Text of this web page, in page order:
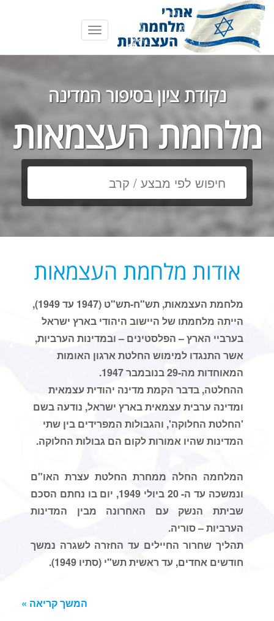
Toggle
navigation
נקודת ציון בסיפור המדינה
מלחמת העצמאות
אודות מלחמת העצמאות
מלחמת העצמאות, תש"ח-תש"ט (1947 עד 1949),
הייתה מלחמתו של היישוב היהודי בארץ ישראל
בערביי הארץ – הפלסטינים – ובמדינות הערביות,
אשר התנגדו למימוש החלטת ארגון האומות
המאוחדות מה-29 בנובמבר 1947.
ההחלטה, בדבר הקמת מדינה יהודית עצמאית
ומדינה ערבית עצמאית בארץ ישראל, נודעה בשם
'החלטת החלוקה', והגבולות המפרידים בין שתי
המדינות שהיו אמורות לקום הם גבולות החלוקה.
המלחמה החלה ממחרת החלטת עצרת האו"ם
ונמשכה עד ה- 20 ביולי 1949, יום בו נחתם הסכם
שביתת הנשק עם האחרונה מבין המדינות
הערביות – סוריה.
תהליך שחרור החיילים עד החזרה לשגרה נמשך
חודשים אחדים, עד ראשית תש"י (סתיו 1949).
המשך קריאה »